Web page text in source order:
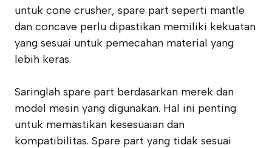
untuk cone crusher, spare part seperti mantle
dan concave perlu dipastikan memiliki kekuatan
yang sesuai untuk pemecahan material yang
lebih keras.
Saringlah spare part berdasarkan merek dan
model mesin yang digunakan. Hal ini penting
untuk memastikan kesesuaian dan
kompatibilitas. Spare part yang tidak sesuai